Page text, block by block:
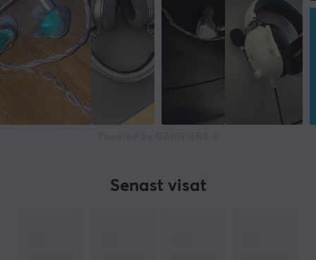
Senast visat